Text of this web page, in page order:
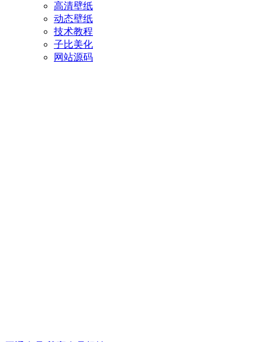
高清壁纸
动态壁纸
技术教程
子比美化
网站源码